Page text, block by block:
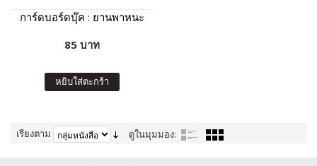
การ์ดบอร์ดบุ๊ค : ยานพาหนะ
85 บาท
หยิบใส่ตะกร้า
เรียงตาม ดูในมุมมอง: